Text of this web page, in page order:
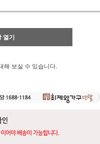
열기
해 보실 수 있습니다.